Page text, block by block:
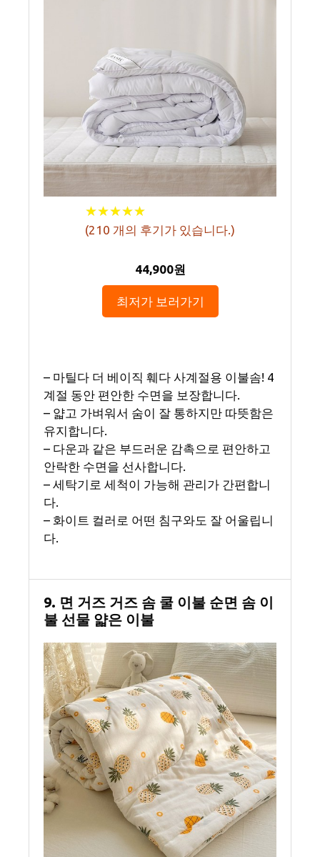
★★★★★
★★★★★
(210 개의 후기가 있습니다.)
44,900원
최저가 보러가기
– 마틸다 더 베이직 훼다 사계절용 이불솜! 4
계절 동안 편안한 수면을 보장합니다.
– 얇고 가벼워서 숨이 잘 통하지만 따뜻함은
유지합니다.
– 다운과 같은 부드러운 감촉으로 편안하고
안락한 수면을 선사합니다.
– 세탁기로 세척이 가능해 관리가 간편합니
다.
– 화이트 컬러로 어떤 침구와도 잘 어울립니
다.
9. 면 거즈 거즈 솜 쿨 이불 순면 솜 이
불 선물 얇은 이불